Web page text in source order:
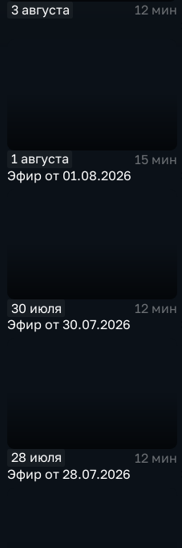
3 августа 12 мин
1 августа
15 мин
Эфир от 01.08.2026
30 июля
12 мин
Эфир от 30.07.2026
28 июля
12 мин
Эфир от 28.07.2026